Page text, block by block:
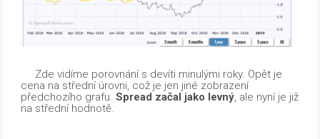
Zde vidíme porovnání s devíti minulými roky. Opět je
cena na střední úrovni, což je jen jiné zobrazení
předchozího grafu.Spread začal jako levný, ale nyní je již
na střední hodnotě.